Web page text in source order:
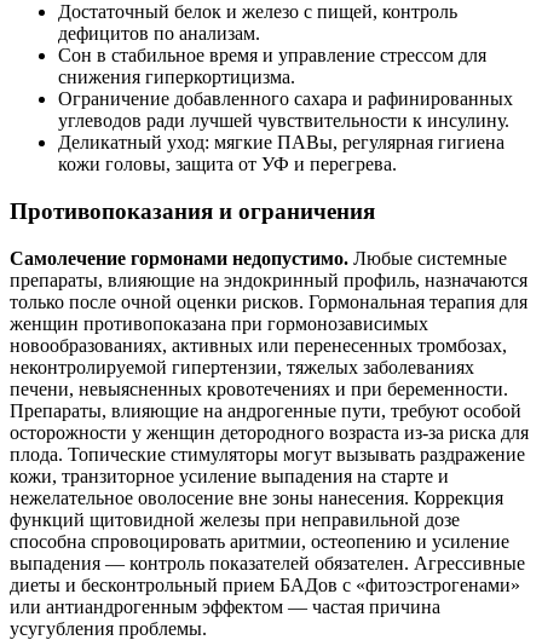
Достаточный белок и железо с пищей, контроль
дефицитов по анализам.
Сон в стабильное время и управление стрессом для
снижения гиперкортицизма.
Ограничение добавленного сахара и рафинированных
углеводов ради лучшей чувствительности к инсулину.
Деликатный уход: мягкие ПАВы, регулярная гигиена
кожи головы, защита от УФ и перегрева.
Противопоказания и ограничения
Самолечение гормонами недопустимо. Любые системные
препараты, влияющие на эндокринный профиль, назначаются
только после очной оценки рисков. Гормональная терапия для
женщин противопоказана при гормонозависимых
новообразованиях, активных или перенесенных тромбозах,
неконтролируемой гипертензии, тяжелых заболеваниях
печени, невыясненных кровотечениях и при беременности.
Препараты, влияющие на андрогенные пути, требуют особой
осторожности у женщин детородного возраста из-за риска для
плода. Топические стимуляторы могут вызывать раздражение
кожи, транзиторное усиление выпадения на старте и
нежелательное оволосение вне зоны нанесения. Коррекция
функций щитовидной железы при неправильной дозе
способна спровоцировать аритмии, остеопению и усиление
выпадения — контроль показателей обязателен. Агрессивные
диеты и бесконтрольный прием БАДов с «фитоэстрогенами»
или антиандрогенным эффектом — частая причина
усугубления проблемы.